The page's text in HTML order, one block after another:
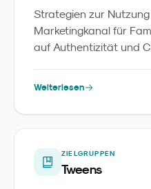
Strategien zur Nutzung
Marketingkanal für
auf Authentizität und
Weiterlesen
ZIELGRUPPEN
Tweens